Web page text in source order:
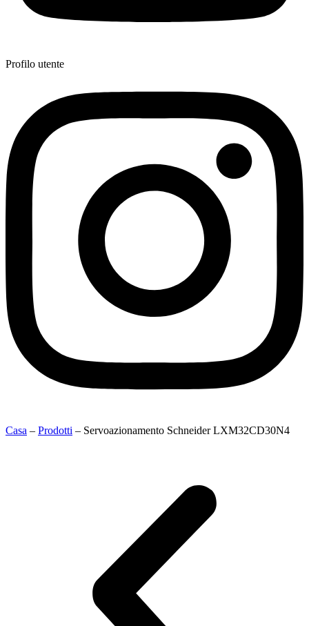
Profilo utente
Casa – Prodotti – Servoazionamento Schneider LXM32CD30N4